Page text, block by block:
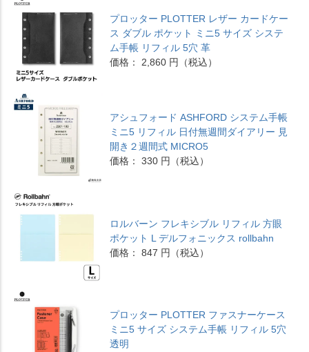
プロッター PLOTTER レザー カードケー
ス ダブル ポケット ミニ5 サイズ システ
ム手帳 リフィル 5穴 革
価格： 2,860 円（税込）
アシュフォード ASHFORD システム手帳
ミニ5 リフィル 日付無週間ダイアリー 見
開き２週間式 MICRO5
価格： 330 円（税込）
ロルバーン フレキシブル リフィル 方眼
ポケット L デルフォニックス rollbahn
価格： 847 円（税込）
プロッター PLOTTER ファスナーケース
ミニ5 サイズ システム手帳 リフィル 5穴
透明